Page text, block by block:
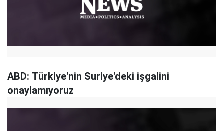
ABD: Türkiye'nin Suriye'deki işgalini
onaylamıyoruz